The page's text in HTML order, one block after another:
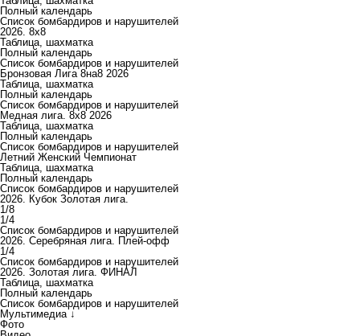
Полный календарь
Список бомбардиров и нарушителей
2026. 8х8
Таблица, шахматка
Полный календарь
Список бомбардиров и нарушителей
Бронзовая Лига 8на8 2026
Таблица, шахматка
Полный календарь
Список бомбардиров и нарушителей
Медная лига. 8x8 2026
Таблица, шахматка
Полный календарь
Список бомбардиров и нарушителей
Летний Женский Чемпионат
Таблица, шахматка
Полный календарь
Список бомбардиров и нарушителей
2026. Кубок Золотая лига.
1/8
1/4
Список бомбардиров и нарушителей
2026. Серебряная лига. Плей-офф
1/4
Список бомбардиров и нарушителей
2026. Золотая лига. ФИНАЛ
Таблица, шахматка
Полный календарь
Список бомбардиров и нарушителей
Мультимедиа ↓
Фото